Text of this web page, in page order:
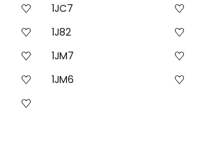
1JC7
1J82
1JM7
1JM6